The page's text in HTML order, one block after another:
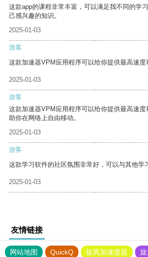
这款app的课程非常丰富，可以满足我不同的学
己感兴趣的知识。
2025-01-03
游客
这款加速器VPM应用程序可以给你提供最高速度
2025-01-03
游客
这款加速器VPM应用程序可以给你提供最高速
助你在网络上自由移动。
2025-01-03
游客
这款学习软件的社区氛围非常好，可以与其他学
2025-01-03
友情链接
网站地图 QuickQ 旋风加速度器